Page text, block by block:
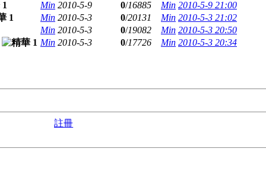
Min 2010-5-9 0/16885 Min 2010-5-9 21:00
Min 2010-5-3 0/20131 Min 2010-5-3 21:02
Min 2010-5-3 0/19082 Min 2010-5-3 20:50
Min 2010-5-3 0/17726 Min 2010-5-3 20:34
註冊